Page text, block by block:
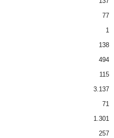
77
1
138
494
115
3.137
71
1.301
257